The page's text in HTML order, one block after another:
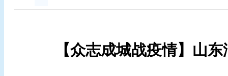
【众志成城战疫情】山